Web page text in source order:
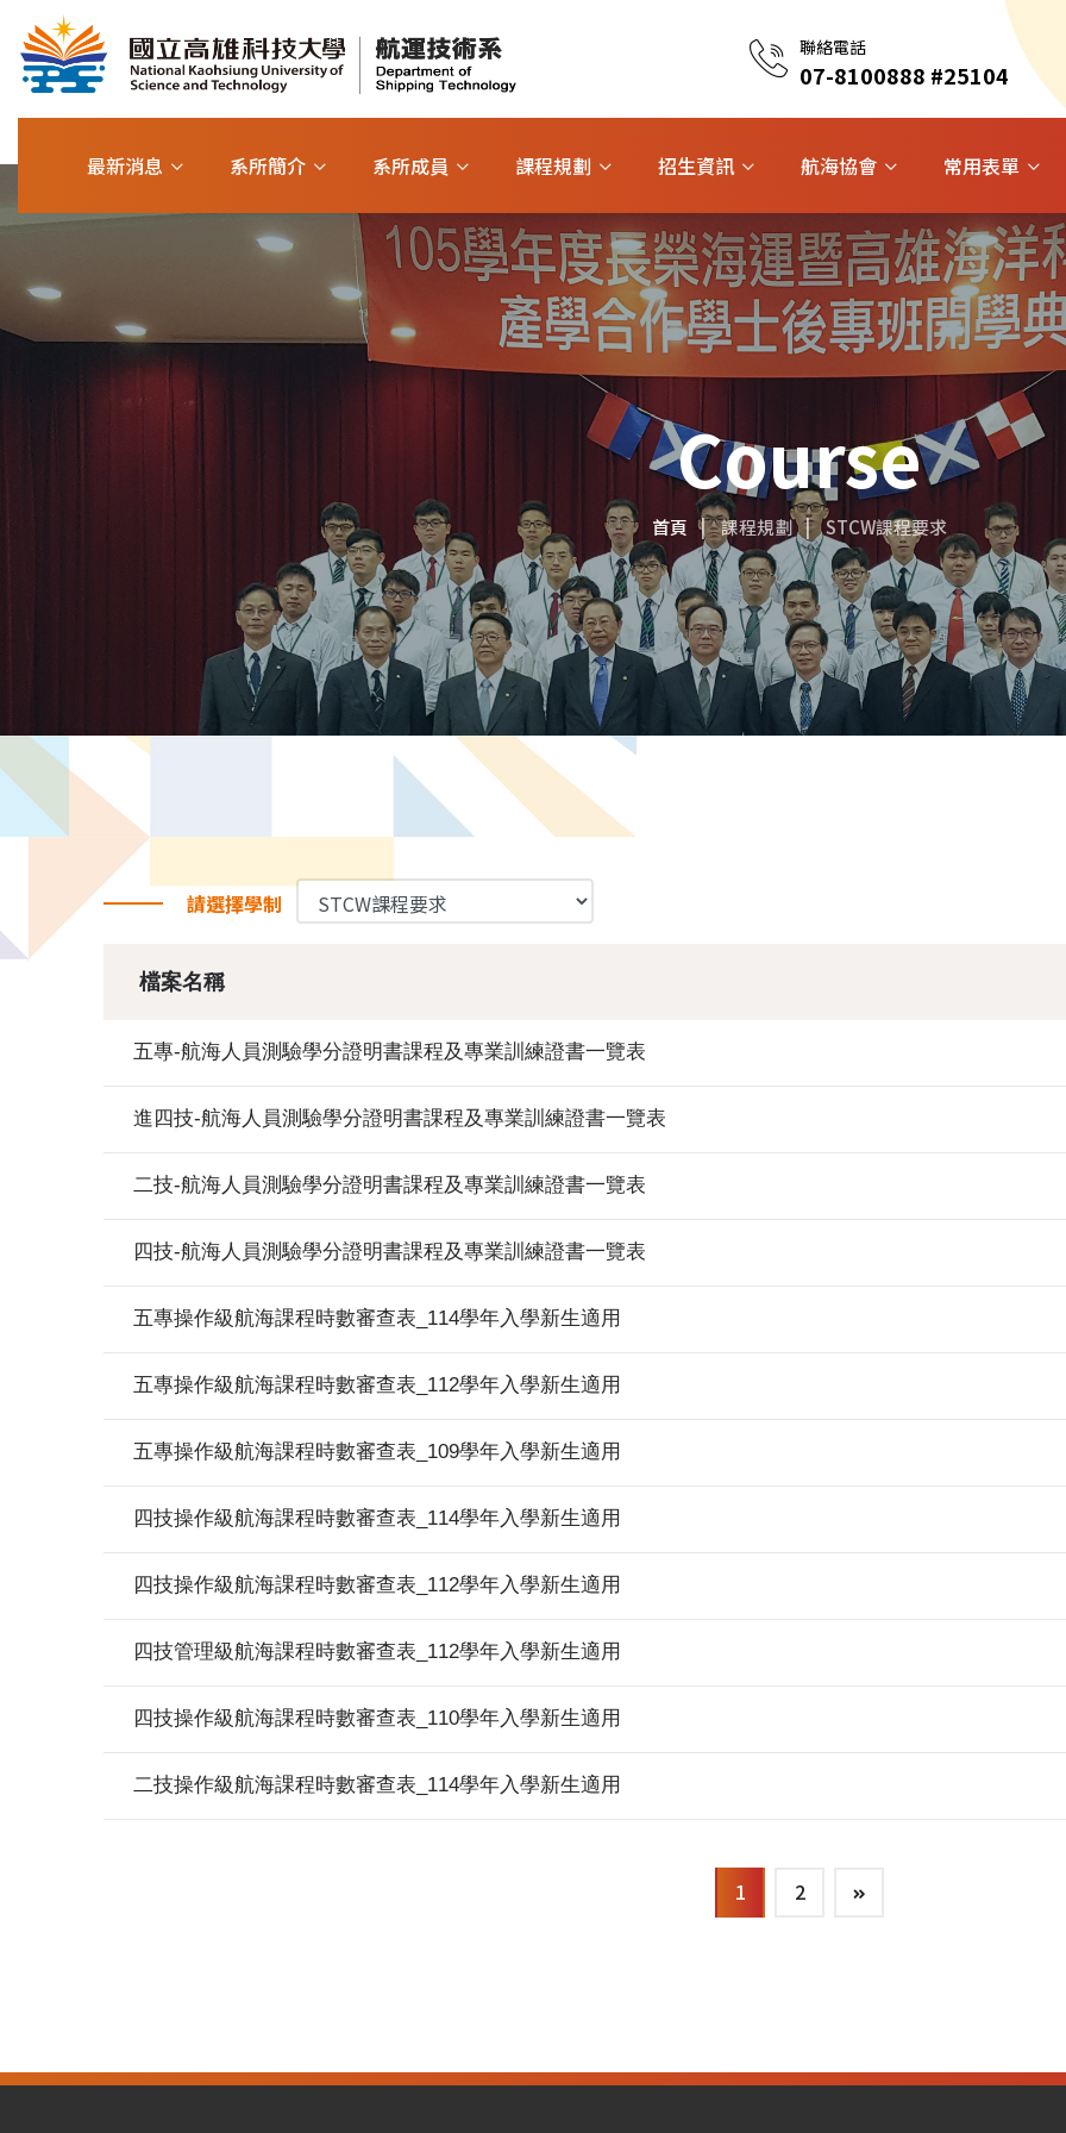
聯絡電話
07-8100888 #25104
最新消息 系所簡介 系所成員 課程規劃 招生資訊 航海協會 常用表單
Course
首頁 課程規劃 STCW課程要求
請選擇學制
檔案名稱
五專-航海人員測驗學分證明書課程及專業訓練證書一覽表
進四技-航海人員測驗學分證明書課程及專業訓練證書一覽表
二技-航海人員測驗學分證明書課程及專業訓練證書一覽表
四技-航海人員測驗學分證明書課程及專業訓練證書一覽表
五專操作級航海課程時數審查表_114學年入學新生適用
五專操作級航海課程時數審查表_112學年入學新生適用
五專操作級航海課程時數審查表_109學年入學新生適用
四技操作級航海課程時數審查表_114學年入學新生適用
四技操作級航海課程時數審查表_112學年入學新生適用
四技管理級航海課程時數審查表_112學年入學新生適用
四技操作級航海課程時數審查表_110學年入學新生適用
二技操作級航海課程時數審查表_114學年入學新生適用
1 2